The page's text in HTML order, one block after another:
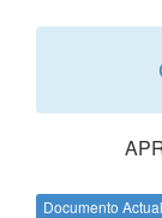
Documento